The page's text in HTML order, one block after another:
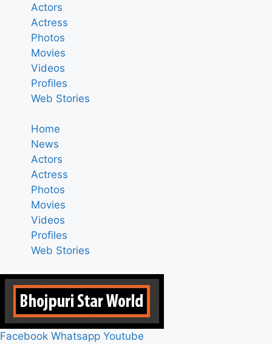
Actors
Actress
Photos
Movies
Videos
Profiles
Web Stories
Home
News
Actors
Actress
Photos
Movies
Videos
Profiles
Web Stories
Facebook Whatsapp Youtube